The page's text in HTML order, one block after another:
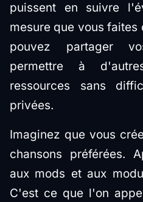
puissent en suivre
mesure que vous faites
pouvez partager
permettre à
ressources sans
privées.
Imaginez que vous
chansons préférées.
aux mods et aux
C'est ce que l'on